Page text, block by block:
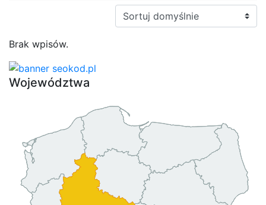
Sortuj:
Brak wpisów.
Województwa